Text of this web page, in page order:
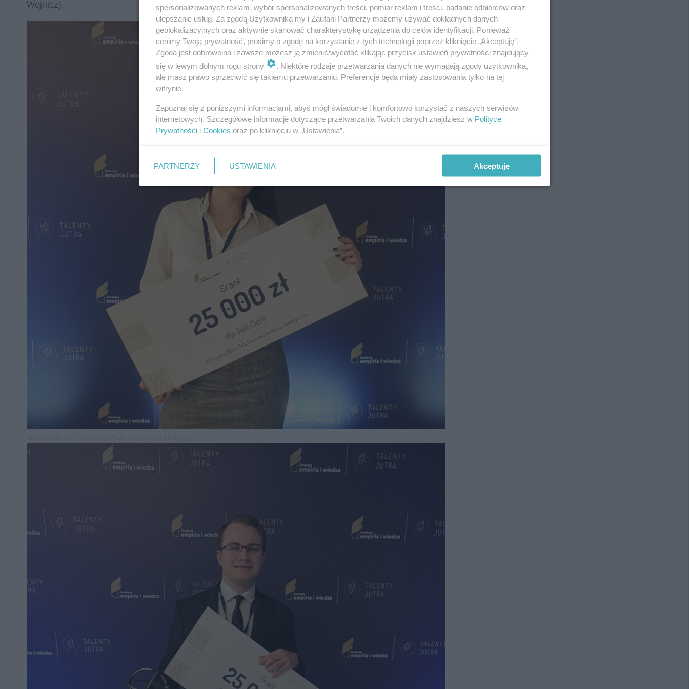
Wojnicz).
spersonalizowanych reklam, wybór spersonalizowanych treści, pomiar reklam i treści, badanie odbiorców oraz
ulepszanie usług. Za zgodą Użytkownika my i Zaufani Partnerzy możemy używać dokładnych danych
geolokalizacyjnych oraz aktywnie skanować charakterystykę urządzenia do celów identyfikacji. Ponieważ
cenimy Twoją prywatność, prosimy o zgodę na korzystanie z tych technologii poprzez kliknięcie „Akceptuję”.
Zgoda jest dobrowolna i zawsze możesz ją zmienić/wycofać klikając przycisk ustawień prywatności znajdujący
się w lewym dolnym rogu strony
. Niektóre rodzaje przetwarzania danych nie wymagają zgody użytkownika,
ale masz prawo sprzeciwić się takiemu przetwarzaniu. Preferencje będą miały zastosowania tylko na tej
witrynie.
Zapoznaj się z poniższymi informacjami, abyś mógł świadomie i komfortowo korzystać z naszych serwisów
internetowych. Szczegółowe informacje dotyczące przetwarzania Twoich danych znajdziesz w Polityce
Prywatności i Cookies oraz po kliknięciu w „Ustawienia”.
PARTNERZY USTAWIENIA Akceptuję